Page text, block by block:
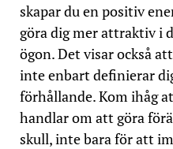
skapar du en positiv
göra dig mer attraktiv i
ögon. Det visar också
inte enbart definierar
förhållande. Kom ihåg
handlar om att göra
skull, inte bara för att